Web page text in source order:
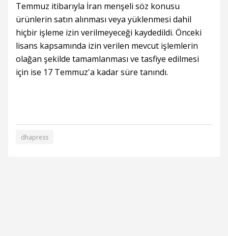
Temmuz itibarıyla İran menşeli söz konusu
ürünlerin satın alınması veya yüklenmesi dahil
hiçbir işleme izin verilmeyeceği kaydedildi. Önceki
lisans kapsamında izin verilen mevcut işlemlerin
olağan şekilde tamamlanması ve tasfiye edilmesi
için ise 17 Temmuz'a kadar süre tanındı.
dhapress